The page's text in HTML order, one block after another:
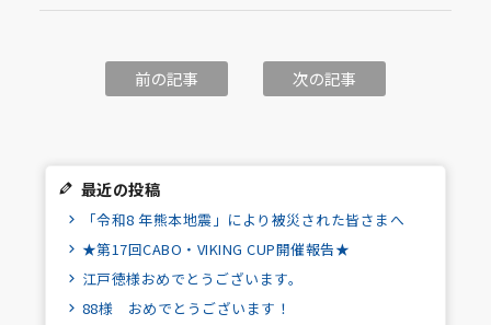
前の記事 次の記事
最近の投稿
「令和8 年熊本地震」により被災された皆さまへ
★第17回CABO・VIKING CUP開催報告★
江戸徳様おめでとうございます。
88様 おめでとうございます！